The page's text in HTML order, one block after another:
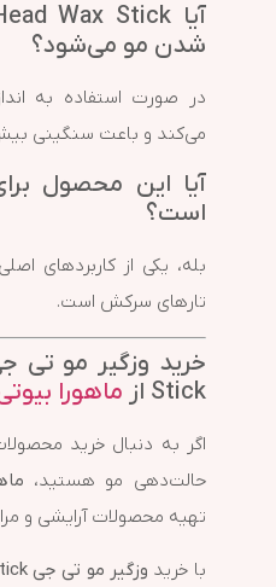
شدن مو می‌شود؟
در صورت استفاده به
می‌کند و باعث سنگینی
آیا این محصول
است؟
بله، یکی از کاربردهای
تارهای سرکش است.
Stick از
ماهورا
اگر به دنبال خرید
حالت‌دهی مو هستید،
تهیه محصولات آرایشی و
با خرید وزگیر مو تی جی TIGI Bed Head Wax Stick